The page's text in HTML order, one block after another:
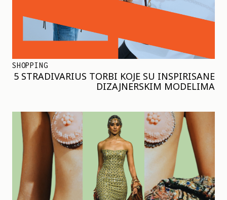
SHOPPING
5 STRADIVARIUS TORBI KOJE SU INSPIRISANE
DIZAJNERSKIM MODELIMA